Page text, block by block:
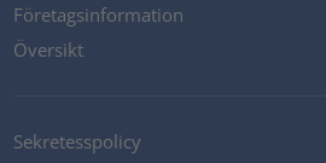
Företagsinformation
Översikt
Sekretesspolicy